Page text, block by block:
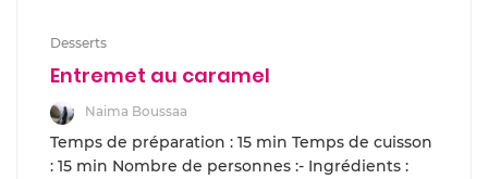
Desserts
Entremet au caramel
Naima Boussaa
Temps de préparation : 15 min Temps de cuisson
: 15 min Nombre de personnes :- Ingrédients :